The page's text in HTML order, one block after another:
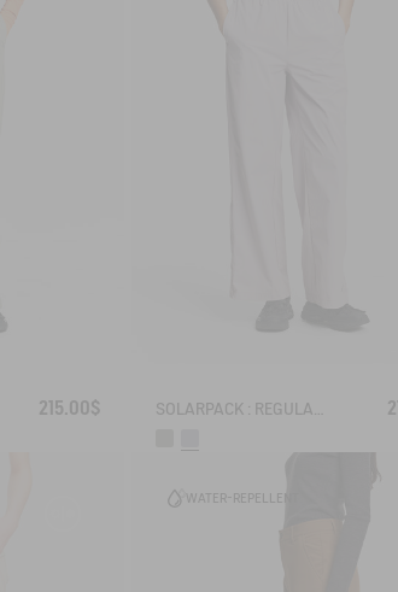
215.00$
WATER-REPELLENT